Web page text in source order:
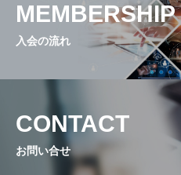
お問い合せ
MEMBERSHIP
入会の流れ
CONTACT
お問い合せ